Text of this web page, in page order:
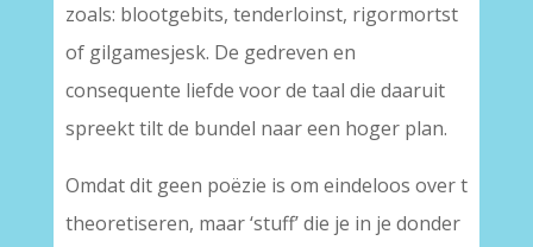
zoals: blootgebits, tenderloinst, rigormortst
of gilgamesjesk. De gedreven en
consequente liefde voor de taal die daaruit
spreekt tilt de bundel naar een hoger plan.
Omdat dit geen poëzie is om eindeloos over t
theoretiseren, maar ‘stuff’ die je in je donder